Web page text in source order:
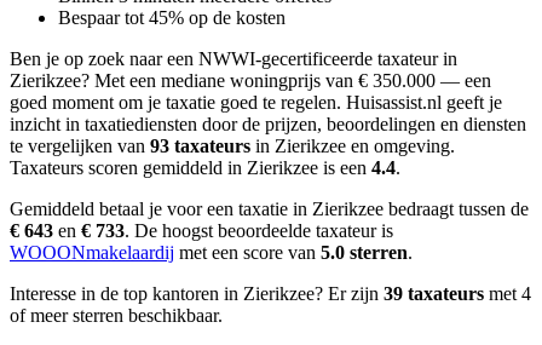
Bespaar tot 45% op de kosten
Ben je op zoek naar een NWWI-gecertificeerde taxateur in
Zierikzee? Met een mediane woningprijs van € 350.000 — een
goed moment om je taxatie goed te regelen. Huisassist.nl geeft je
inzicht in taxatiediensten door de prijzen, beoordelingen en diensten
te vergelijken van 93 taxateurs in Zierikzee en omgeving.
Taxateurs scoren gemiddeld in Zierikzee is een 4.4.
Gemiddeld betaal je voor een taxatie in Zierikzee bedraagt tussen de
€ 643 en € 733. De hoogst beoordeelde taxateur is
WOOONmakelaardij met een score van 5.0 sterren.
Interesse in de top kantoren in Zierikzee? Er zijn 39 taxateurs met 4
of meer sterren beschikbaar.